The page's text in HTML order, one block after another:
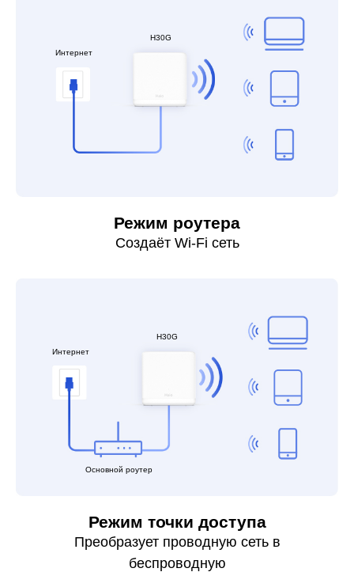
Интернет
H30G
Режим роутера
Создаёт Wi-Fi сеть
Интернет
H30G
Основной роутер
Режим точки доступа
Преобразует проводную сеть в
беспроводную